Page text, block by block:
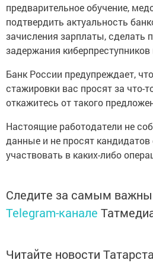
предварительное обучение,
подтвердить актуальность
зачисления зарплаты, сделать
задержания киберпреступников
Банк России предупреждает,
стажировки вас просят за что-
откажитесь от такого
Настоящие работодатели не
данные и не просят
участвовать в каких-либо
Следите за самым
Telegram-канале
Читайте новости